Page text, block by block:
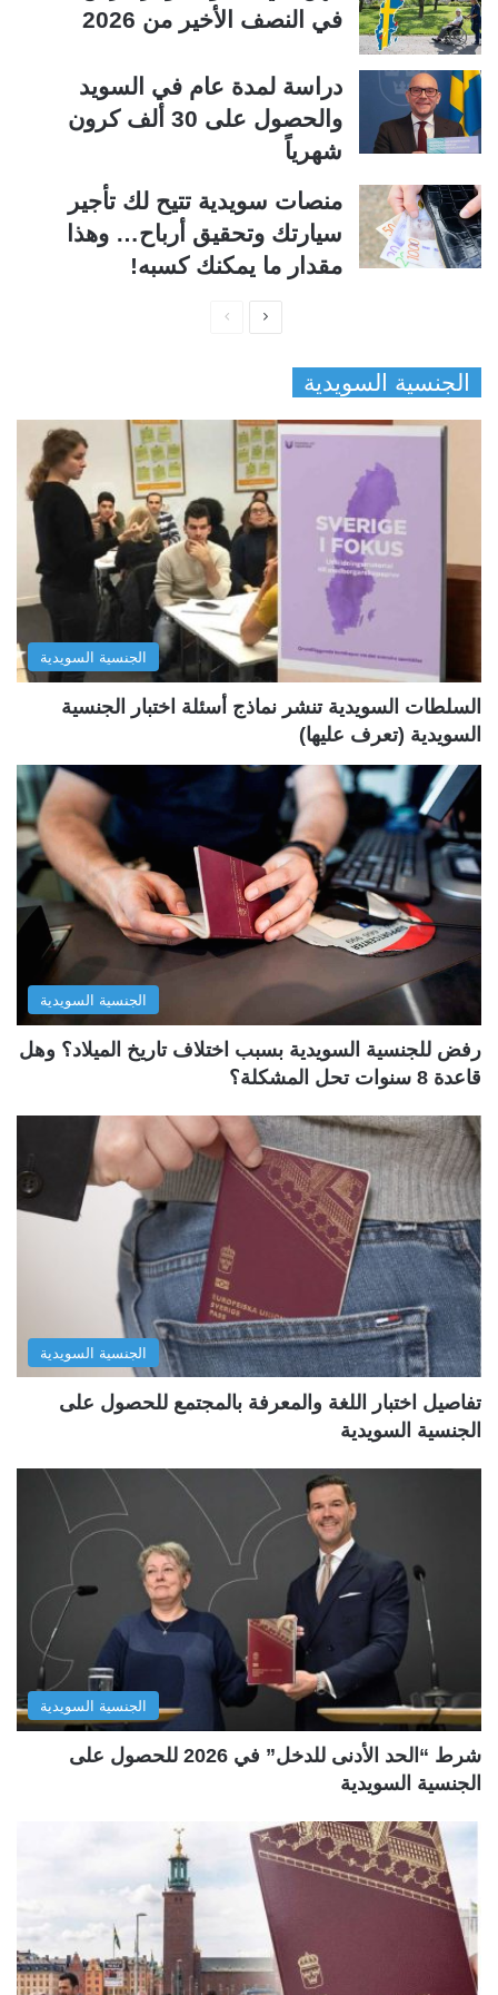
في النصف الأخير من 2026
دراسة لمدة عام في السويد
والحصول على 30 ألف كرون
شهرياً
منصات سويدية تتيح لك تأجير
سيارتك وتحقيق أرباح… وهذا
مقدار ما يمكنك كسبه!
ا
س
ا
ب
ق
ة
ح
ة
ا
ل
ا
ل
ي
الجنسية السويدية
الجنسية السويدية
السلطات السويدية تنشر نماذج أسئلة اختبار الجنسية
السويدية (تعرف عليها)
الجنسية السويدية
رفض للجنسية السويدية بسبب اختلاف تاريخ الميلاد؟ وهل
قاعدة 8 سنوات تحل المشكلة؟
الجنسية السويدية
تفاصيل اختبار اللغة والمعرفة بالمجتمع للحصول على
الجنسية السويدية
الجنسية السويدية
شرط “الحد الأدنى للدخل” في 2026 للحصول على
الجنسية السويدية